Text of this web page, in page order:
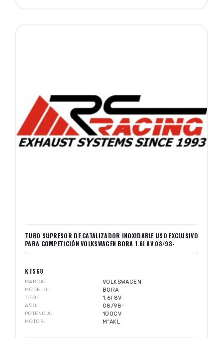
TUBO SUPRESOR DE CATALIZADOR INOXIDABLE USO EXCLUSIVO
PARA COMPETICIÓN VOLKSWAGEN BORA 1.6I 8V 08/98-
KTS68
MARCA VOLKSWAGEN
MODELO BORA
TIPO 1.6I 8V
AÑO 08/98-
POTENCIA 100CV
MOTOR MºAKL